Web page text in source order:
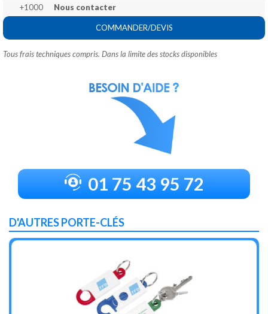
+1000
Nous contacter
COMMANDER/DEVIS
Tous frais techniques compris. Dans la limite des stocks disponibles
01 75 43 95 72
D'AUTRES PORTE-CLÉS